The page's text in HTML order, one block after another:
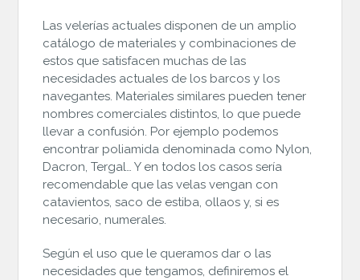
Las velerías actuales disponen de un amplio
catálogo de materiales y combinaciones de
estos que satisfacen muchas de las
necesidades actuales de los barcos y los
navegantes. Materiales similares pueden tener
nombres comerciales distintos, lo que puede
llevar a confusión. Por ejemplo podemos
encontrar poliamida denominada como Nylon,
Dacron, Tergal… Y en todos los casos sería
recomendable que las velas vengan con
catavientos, saco de estiba, ollaos y, si es
necesario, numerales.
Según el uso que le queramos dar o las
necesidades que tengamos, definiremos el